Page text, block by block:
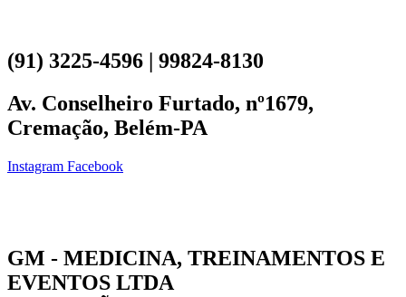
(91) 3225-4596 | 99824-8130
Av. Conselheiro Furtado, nº1679,
Cremação, Belém-PA
Instagram Facebook
GM - MEDICINA, TREINAMENTOS E
EVENTOS LTDA